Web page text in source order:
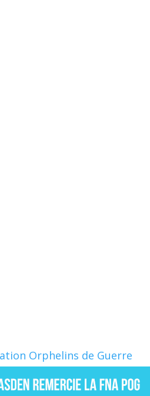
Orphelins de Guerre